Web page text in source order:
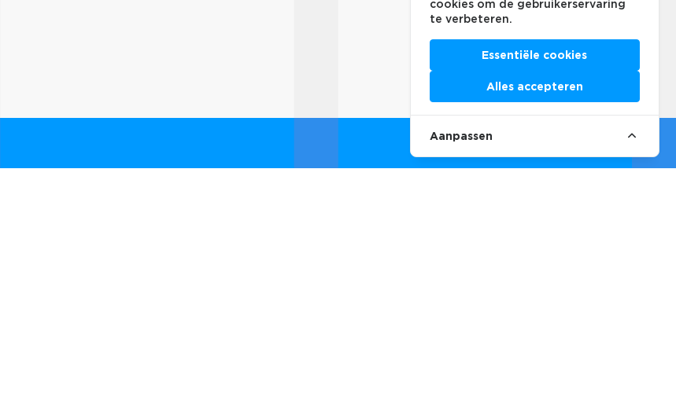
cookies om de gebruikerservaring
te verbeteren.
Essentiële cookies
Alles accepteren
Aanpassen